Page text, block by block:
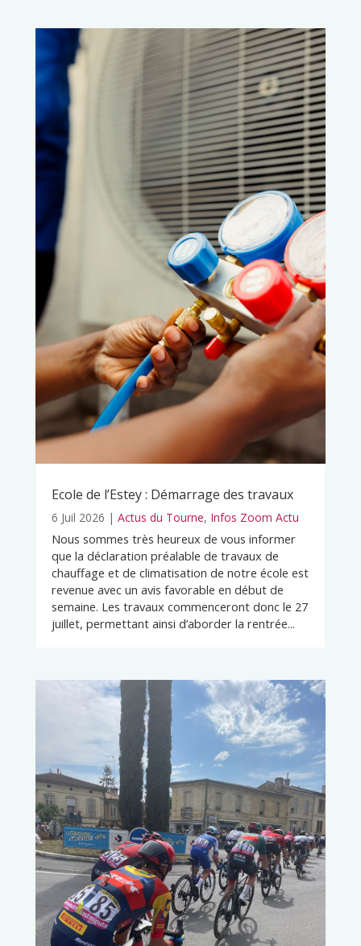
Ecole de l’Estey : Démarrage des travaux
6 Juil 2026 | Actus du Tourne, Infos Zoom Actu
Nous sommes très heureux de vous informer
que la déclaration préalable de travaux de
chauffage et de climatisation de notre école est
revenue avec un avis favorable en début de
semaine. Les travaux commenceront donc le 27
juillet, permettant ainsi d’aborder la rentrée...